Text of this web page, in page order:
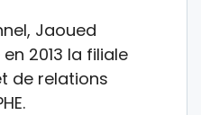
Jaoued
2013 la filiale
de relations